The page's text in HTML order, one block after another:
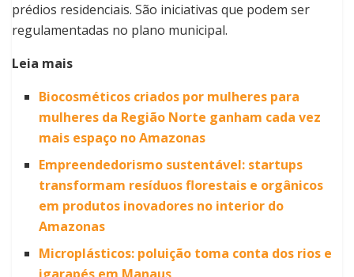
prédios residenciais. São iniciativas que podem ser
regulamentadas no plano municipal.
Leia mais
Biocosméticos criados por mulheres para
mulheres da Região Norte ganham cada vez
mais espaço no Amazonas
Empreendedorismo sustentável: startups
transformam resíduos florestais e orgânicos
em produtos inovadores no interior do
Amazonas
Microplásticos: poluição toma conta dos rios e